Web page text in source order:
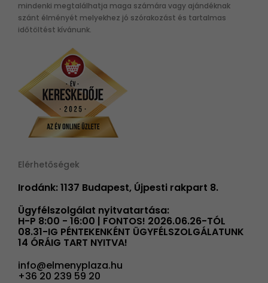
mindenki megtalálhatja maga számára vagy ajándéknak
szánt élményét melyekhez jó szórakozást és tartalmas
időtöltést kívánunk.
Elérhetőségek
Irodánk: 1137 Budapest, Újpesti rakpart 8.
Ügyfélszolgálat nyitvatartása:
H-P 8:00 - 16:00 | FONTOS! 2026.06.26-TÓL
08.31-IG PÉNTEKENKÉNT ÜGYFÉLSZOLGÁLATUNK
14 ÓRÁIG TART NYITVA!
info@elmenyplaza.hu
+36 20 239 59 20